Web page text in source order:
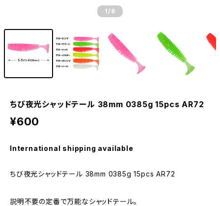
1 /8
ちび夜光シャッドテール 38mm 0385g 15pcs AR72
¥600
International shipping available
ちび夜光シャッドテール 38mm 0385g 15pcs AR72
説明不要の定番で万能なシャッドテール。